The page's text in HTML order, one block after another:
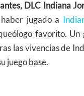
DLC Indiana
jugado a
favorito.
las vivencias de
juego base.